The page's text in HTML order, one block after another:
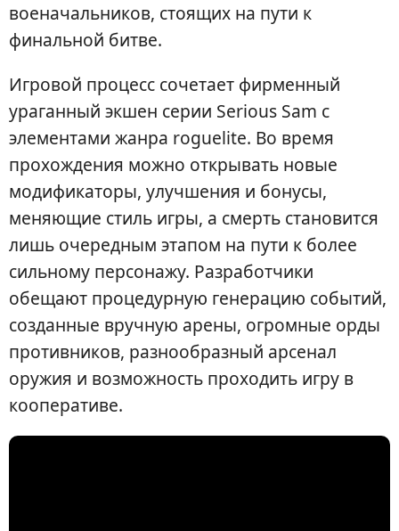
военачальников, стоящих на пути к
финальной битве.
Игровой процесс сочетает фирменный
ураганный экшен серии Serious Sam с
элементами жанра roguelite. Во время
прохождения можно открывать новые
модификаторы, улучшения и бонусы,
меняющие стиль игры, а смерть становится
лишь очередным этапом на пути к более
сильному персонажу. Разработчики
обещают процедурную генерацию событий,
созданные вручную арены, огромные орды
противников, разнообразный арсенал
оружия и возможность проходить игру в
кооперативе.